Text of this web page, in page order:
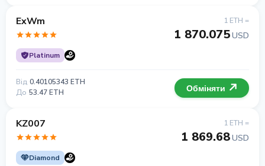
ExWm
Platinum
1 ETH =
1 870.075USD
Від 0.40105343 ETH
До 53.47 ETH Обміняти
KZ007
Diamond
1 ETH =
1 869.68USD